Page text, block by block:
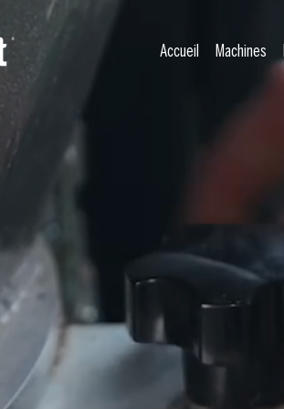
Accueil Machines